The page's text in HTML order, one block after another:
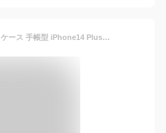
【期間中P5倍】iPhone14 ケース 手帳型 iPhone14 Plus 手帳 iPhone14 Pro Max ケース iPhone13 iphone14pro promax かわいい おしゃれ 韓国 iPhoneSE 第3世代 2022 iphone13 pro max iPhone12 カバー iPhone11 iPhoneSE 第2世代 iphoneケース スタンド カード メンズ 縦開き